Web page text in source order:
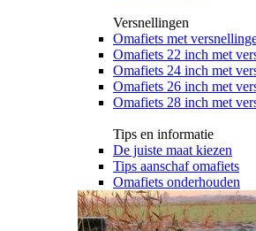
Versnellingen
Omafiets met
Omafiets 22 inch met
Omafiets 24 inch met
Omafiets 26 inch met
Omafiets 28 inch met
Tips en informatie
De juiste maat kiezen
Tips aanschaf omafiets
Omafiets onderhouden